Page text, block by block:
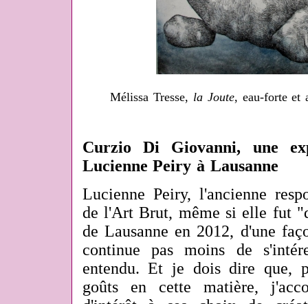
Mélissa Tresse, la Joute, eau-forte et
Curzio Di Giovanni, une
Lucienne Peiry à Lausanne
Lucienne Peiry, l'ancienne
de l'Art Brut, même si elle fut
de Lausanne en 2012, d'une
continue pas moins de
entendu. Et je dois dire que,
goûts en cette matière,